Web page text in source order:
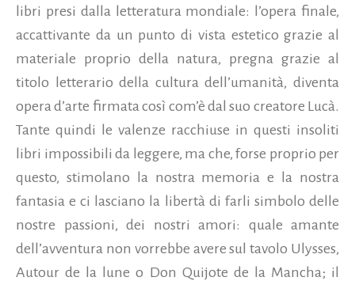
libri presi dalla letteratura mondiale: l’opera finale,
accattivante da un punto di vista estetico grazie al
materiale proprio della natura, pregna grazie al
titolo letterario della cultura dell’umanità, diventa
opera d’arte firmata così com’è dal suo creatore Lucà.
Tante quindi le valenze racchiuse in questi insoliti
libri impossibili da leggere, ma che, forse proprio per
questo, stimolano la nostra memoria e la nostra
fantasia e ci lasciano la libertà di farli simbolo delle
nostre passioni, dei nostri amori: quale amante
dell’avventura non vorrebbe avere sul tavolo Ulysses,
Autour de la lune o Don Quijote de la Mancha; il